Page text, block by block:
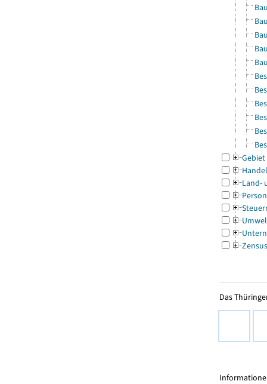
Gebiet
Land-
Zensus
Das